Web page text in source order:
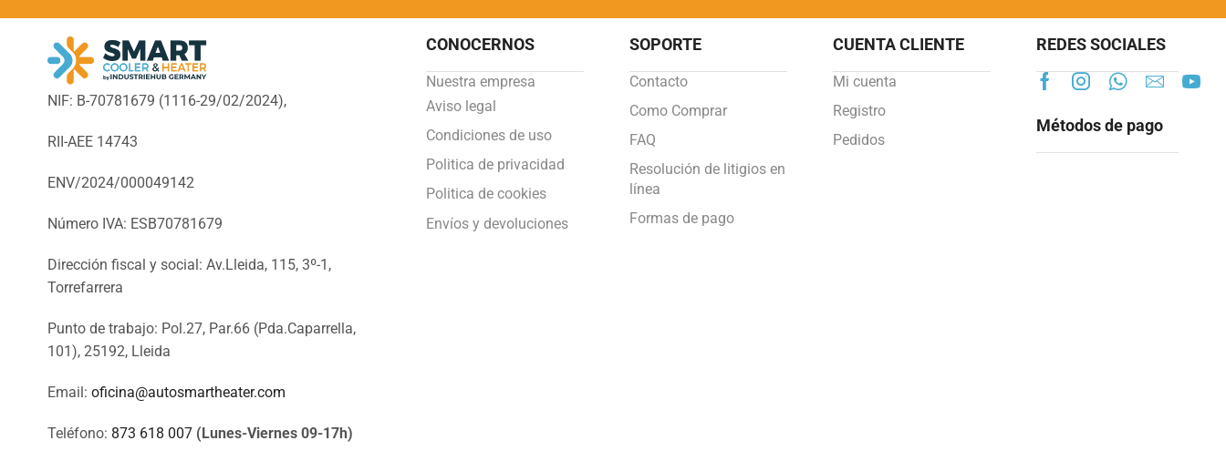
NIF: B-70781679 (1116-29/02/2024),
RII-AEE 14743
ENV/2024/000049142
Número IVA: ESB70781679
Dirección fiscal y social: Av.Lleida, 115, 3º-1,
Torrefarrera
Punto de trabajo: Pol.27, Par.66 (Pda.Caparrella,
101), 25192, Lleida
Email: oficina@autosmartheater.com
Teléfono: 873 618 007 (Lunes-Viernes 09-17h)
CONOCERNOS
Nuestra empresa
Aviso legal
Condiciones de uso
Politica de privacidad
Politica de cookies
Envíos y devoluciones
SOPORTE
Contacto
Como Comprar
FAQ
Resolución de litigios en
línea
Formas de pago
CUENTA CLIENTE
Mi cuenta
Registro
Pedidos
REDES SOCIALES
Métodos de pago